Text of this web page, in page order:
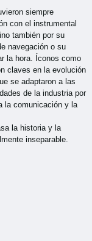
siempre
con el instrumental
también por su
navegación o su
la hora. Íconos como
claves en la evolución
se adaptaron a las
de la industria por
la comunicación y la
la historia y la
inseparable.